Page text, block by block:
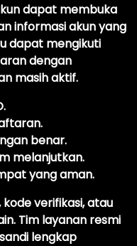
dapat membuka
informasi akun yang
dapat mengikuti
dengan
masih aktif.
benar.
melanjutkan.
yang aman.
verifikasi, atau
Tim layanan resmi
lengkap